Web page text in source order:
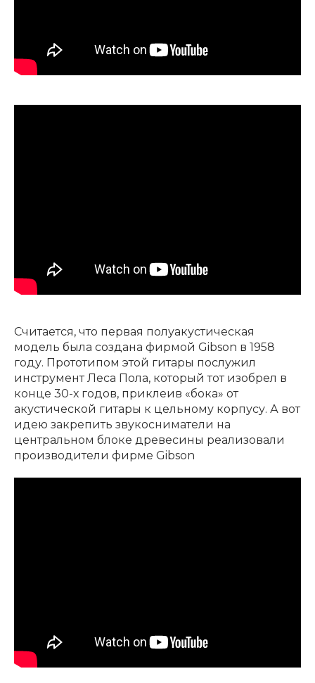
Считается, что первая полуакустическая
модель была создана фирмой Gibson в 1958
году. Прототипом этой гитары послужил
инструмент Леса Пола, который тот изобрел в
конце 30-х годов, приклеив «бока» от
акустической гитары к цельному корпусу. А вот
идею закрепить звукосниматели на
центральном блоке древесины реализовали
производители фирме Gibson